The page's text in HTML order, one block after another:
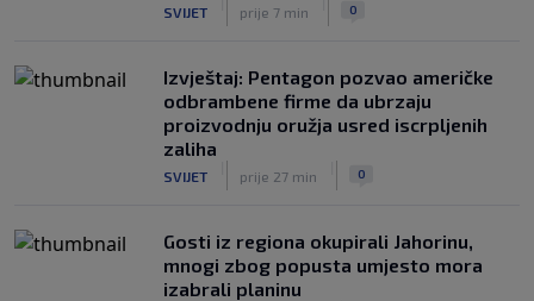
SVIJET prije 7 min 0
Izvještaj: Pentagon pozvao američke
odbrambene firme da ubrzaju
proizvodnju oružja usred iscrpljenih
zaliha
SVIJET prije 27 min 0
Gosti iz regiona okupirali Jahorinu,
mnogi zbog popusta umjesto mora
izabrali planinu